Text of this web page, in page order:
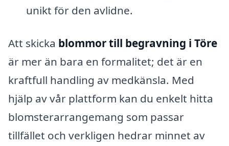
unikt för den avlidne.
Att skicka blommor till begravning i Töre
är mer än bara en formalitet; det är en
kraftfull handling av medkänsla. Med
hjälp av vår plattform kan du enkelt hitta
blomsterarrangemang som passar
tillfället och verkligen hedrar minnet av